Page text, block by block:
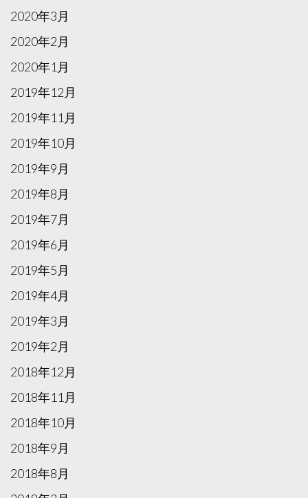
2020年3月
2020年2月
2020年1月
2019年12月
2019年11月
2019年10月
2019年9月
2019年8月
2019年7月
2019年6月
2019年5月
2019年4月
2019年3月
2019年2月
2018年12月
2018年11月
2018年10月
2018年9月
2018年8月